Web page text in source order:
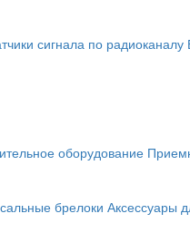
сигнала по радиоканалу
оборудование
брелоки Аксессуары